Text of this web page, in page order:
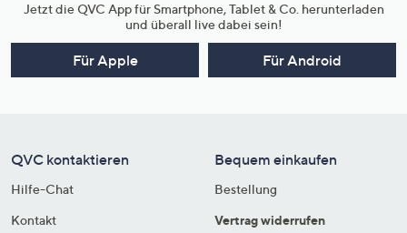
Jetzt die QVC App für Smartphone, Tablet & Co. herunterladen
und überall live dabei sein!
Für Apple Für Android
QVC kontaktieren
Hilfe-Chat
Kontakt
Bequem einkaufen
Bestellung
Vertrag widerrufen